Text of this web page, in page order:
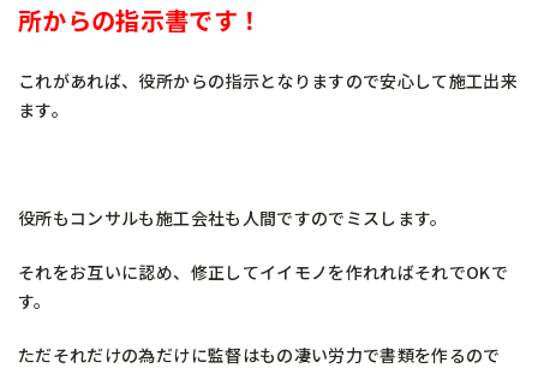
所からの指示書です！
これがあれば、役所からの指示となりますので安心して施工出来
ます。
役所もコンサルも施工会社も人間ですのでミスします。
それをお互いに認め、修正してイイモノを作れればそれでOKで
す。
ただそれだけの為だけに監督はもの凄い労力で書類を作るので